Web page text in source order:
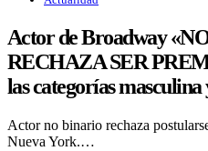
Actor de Broadway
RECHAZA SER
las categorías
Actor no binario rechaza
Nueva York.…